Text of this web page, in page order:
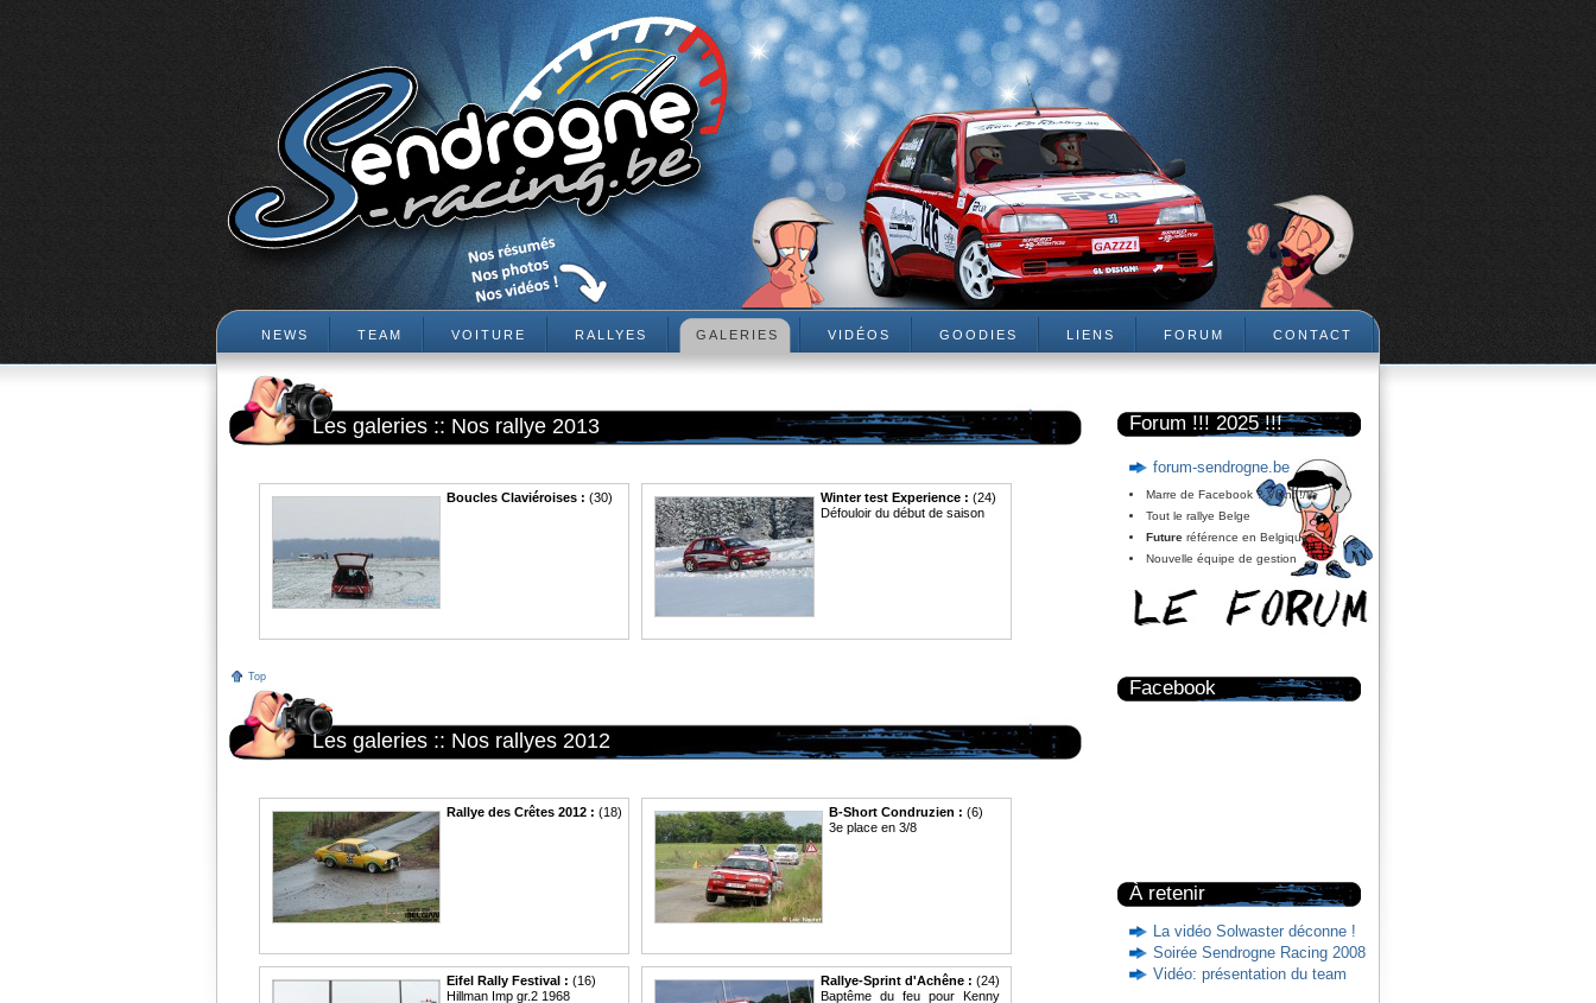
NEWS TEAM VOITURE RALLYES GALERIES VIDÉOS GOODIES LIENS FORUM CONTACT
Forum !!! 2025 !!!
forum-sendrogne.be
Marre de Facebook ? Vient !/li>
Tout le rallye Belge
Future référence en Belgique?
Nouvelle équipe de gestion
Facebook
À retenir
La vidéo Solwaster déconne !
Soirée Sendrogne Racing 2008
Vidéo: présentation du team
Les galeries :: Nos rallye 2013
Boucles Claviéroises : (30) Winter test Experience : (24)
Défouloir du début de saison
Top
Les galeries :: Nos rallyes 2012
Rallye des Crêtes 2012 : (18) B-Short Condruzien : (6)
3e place en 3/8
Eifel Rally Festival : (16)
Hillman Imp gr.2 1968
Rallye-Sprint d'Achêne : (24)
Baptême du feu pour Kenny